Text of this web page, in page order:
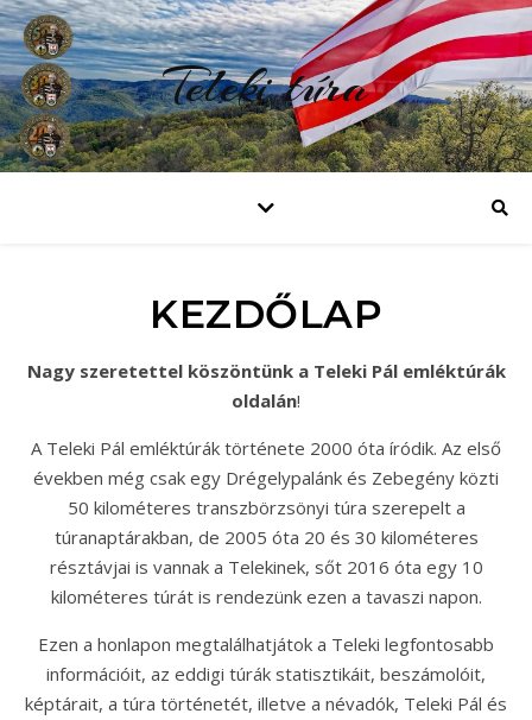
Teleki túra
KEZDŐLAP
Nagy szeretettel köszöntünk a Teleki Pál emléktúrák
oldalán!
A Teleki Pál emléktúrák története 2000 óta íródik. Az első
években még csak egy Drégelypalánk és Zebegény közti
50 kilométeres transzbörzsönyi túra szerepelt a
túranaptárakban, de 2005 óta 20 és 30 kilométeres
résztávjai is vannak a Telekinek, sőt 2016 óta egy 10
kilométeres túrát is rendezünk ezen a tavaszi napon.
Ezen a honlapon megtalálhatjátok a Teleki legfontosabb
információit, az eddigi túrák statisztikáit, beszámolóit,
képtárait, a túra történetét, illetve a névadók, Teleki Pál és